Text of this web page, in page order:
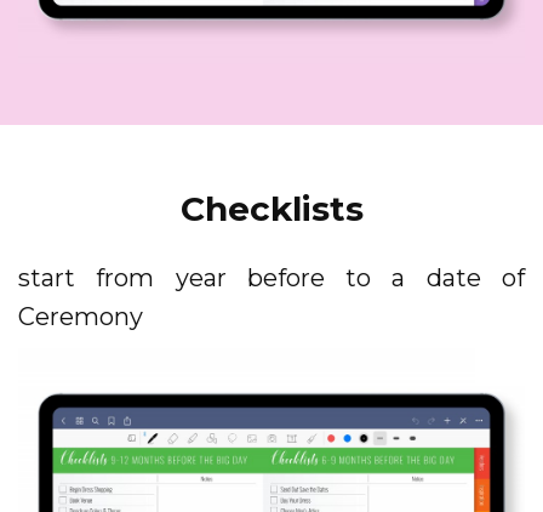
Checklists
start from year before to a date of
Ceremony